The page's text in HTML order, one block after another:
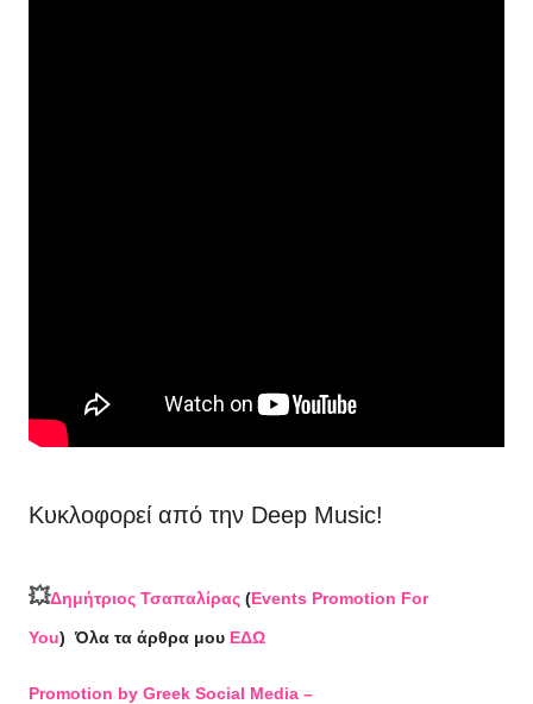
Κυκλοφορεί από την Deep Music!
💥Δημήτριος Τσαπαλίρας (Events Promotion For
You) Όλα τα άρθρα μου ΕΔΩ
Promotion by Greek Social Media –